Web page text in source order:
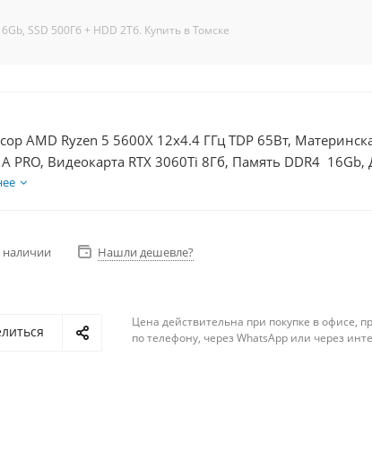
SSD 500Гб + HDD 2Тб. Купить в Томске
AMD Ryzen 5 5600X 12x4.4 ГГц TDP 65Вт,
PRO, Видеокарта RTX 3060Ti 8Гб, Память DDR4 16Gb,
БП 600Вт
наличии Нашли дешевле?
Цена действительна при покупке в офисе,
по телефону, через WhatsApp или через